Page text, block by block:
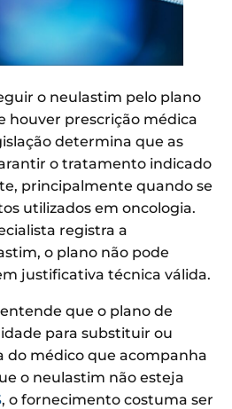
o neulastim pelo plano
houver prescrição médica
determina que as
o tratamento indicado
principalmente quando se
utilizados em oncologia.
registra a
o plano não pode
justificativa técnica válida.
que o plano de
para substituir ou
do médico que acompanha
o neulastim não esteja
, o fornecimento costuma ser